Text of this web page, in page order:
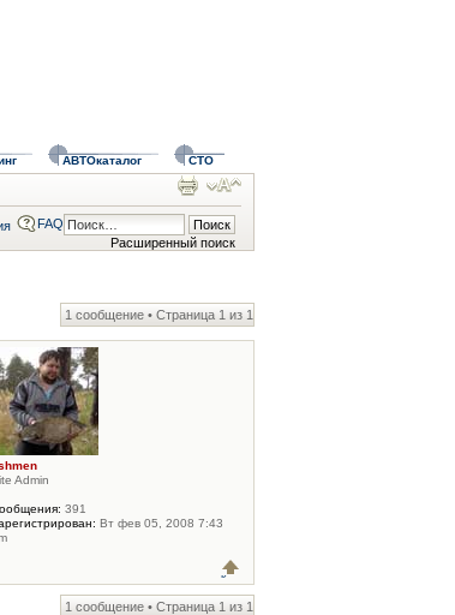
АВТОкаталог СТО
Расширенный поиск
FAQ
1 сообщение • Страница 1 из 1
Admin
391
Вт фев 05, 2008 7:43
1 сообщение • Страница 1 из 1